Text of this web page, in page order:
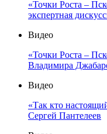
«Точки Роста –
экспертная
Видео
«Точки Роста –
Владимира
Видео
«Так кто
Сергей Пантелеев